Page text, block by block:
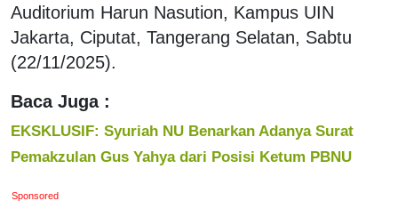
Auditorium Harun Nasution, Kampus UIN
Jakarta, Ciputat, Tangerang Selatan, Sabtu
(22/11/2025).
Baca Juga :
EKSKLUSIF: Syuriah NU Benarkan Adanya Surat
Pemakzulan Gus Yahya dari Posisi Ketum PBNU
Sponsored